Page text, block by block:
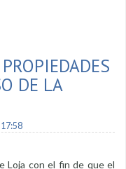
DE LA
Loja con el fin de que el